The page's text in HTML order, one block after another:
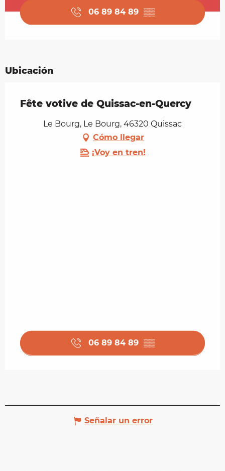
06 89 84 89 ▒▒
Ubicación
Fête votive de Quissac-en-Quercy
Le Bourg, Le Bourg, 46320 Quissac
Cómo llegar
¡Voy en tren!
06 89 84 89 ▒▒
Señalar un error